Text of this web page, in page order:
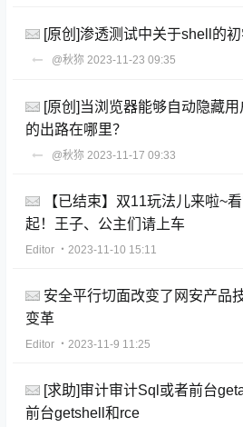
[原创]渗透测试中关于shell的
@秋狝 2023-11-23 09:35
[原创]当浏览器能够自动隐藏用
的出路在哪里？
@秋狝 2023-11-17 09:33
【已结束】双11玩法儿来啦~
起！王子、公主们请上车
Editor ・2023-11-10 15:11
安全平行切面改变了网安产品
变革
Editor ・2023-11-9 11:25
[求助]审计审计Sql或者前台
前台getshell和rce